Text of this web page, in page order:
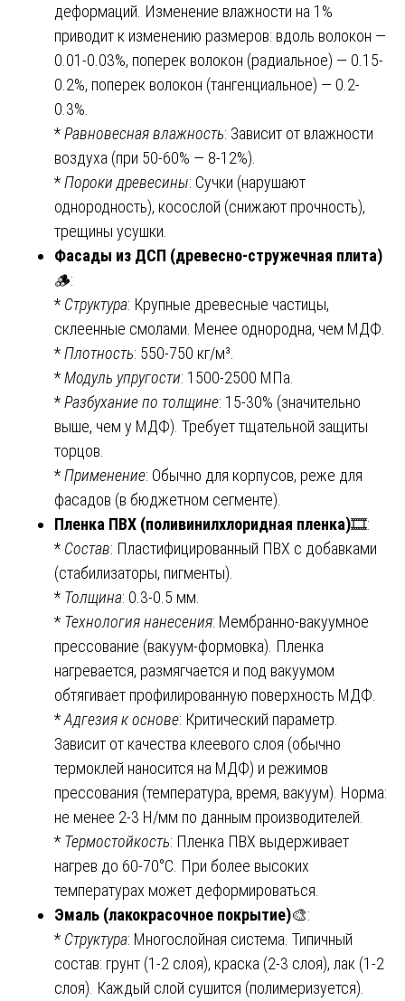
деформаций. Изменение влажности на 1%
приводит к изменению размеров: вдоль волокон —
0.01-0.03%, поперек волокон (радиальное) — 0.15-
0.2%, поперек волокон (тангенциальное) — 0.2-
0.3%.
*Равновесная влажность: Зависит от влажности
воздуха (при 50-60% — 8-12%).
*Пороки древесины: Сучки (нарушают
однородность), косослой (снижают прочность),
трещины усушки.
Фасады из ДСП (древесно-стружечная плита)
🪵:
* Структура: Крупные древесные частицы,
склеенные смолами. Менее однородна, чем МДФ.
*Плотность: 550-750 кг/м³.
*Модуль упругости: 1500-2500 МПа.
*Разбухание по толщине: 15-30% (значительно
выше, чем у МДФ). Требует тщательной защиты
торцов.
*Применение: Обычно для корпусов, реже для
фасадов (в бюджетном сегменте).
Пленка ПВХ (поливинилхлоридная пленка)🎞️:
* Состав: Пластифицированный ПВХ с добавками
(стабилизаторы, пигменты).
* Толщина: 0.3-0.5 мм.
* Технология нанесения: Мембранно-вакуумное
прессование (вакуум-формовка). Пленка
нагревается, размягчается и под вакуумом
обтягивает профилированную поверхность МДФ.
*Адгезия к основе: Критический параметр.
Зависит от качества клеевого слоя (обычно
термоклей наносится на МДФ) и режимов
прессования (температура, время, вакуум). Норма:
не менее 2-3 Н/мм по данным производителей.
* Термостойкость: Пленка ПВХ выдерживает
нагрев до 60-70°C. При более высоких
температурах может деформироваться.
Эмаль (лакокрасочное покрытие)🎨:
* Структура: Многослойная система. Типичный
состав: грунт (1-2 слоя), краска (2-3 слоя), лак (1-2
слоя). Каждый слой сушится (полимеризуется).